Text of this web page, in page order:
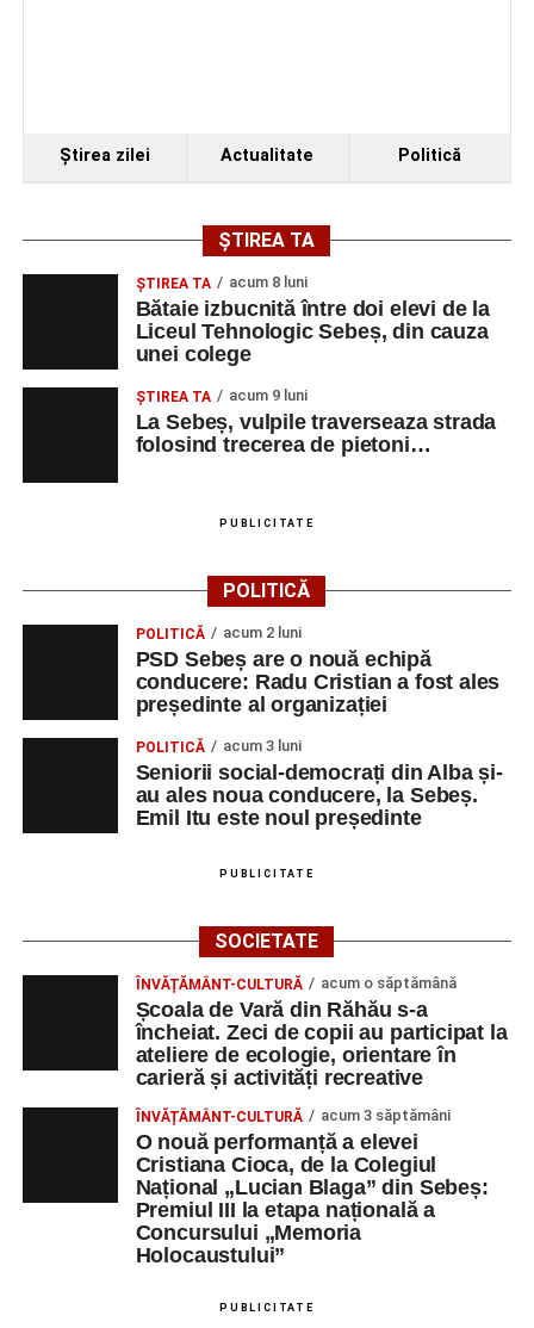
pași de dans”
AcompaniazăCluj Tango Orchestra
Irina Indrei – pian
Milena Vădan – vioară
Piața Primăriei
Orele 17.00–20.00– Punct oficial de înscrieri și informații
(Race Office) pentru competiția„Cicloaventurier de
Sebeș”.
SÂMBĂTĂ, 22 AUGUST 2026
Orele 10.00–20.00– Punct oficial de înscrieri și informații
(Race Office) pentru competiția„Cicloaventurier de
Râpa Roșie
Orele 17.00–20.00– Antrenamente libere pe traseul de
Centrul Cultural „Lucian Blaga”
Sebeș – Sala de spectacole
(România, 2023), black comedy, în regia lui
Ştirea zilei Actualitate Politică
ȘTIREA TA
ŞTIREA TA acum 8 luni
Bătaie izbucnită între doi elevi de la
Liceul Tehnologic Sebeș, din cauza
unei colege
ŞTIREA TA acum 9 luni
La Sebeș, vulpile traverseaza strada
folosind trecerea de pietoni…
PUBLICITATE
POLITICĂ
POLITICĂ acum 2 luni
PSD Sebeș are o nouă echipă
conducere: Radu Cristian a fost ales
președinte al organizației
POLITICĂ acum 3 luni
Seniorii social-democrați din Alba și-
au ales noua conducere, la Sebeș.
Emil Itu este noul președinte
PUBLICITATE
SOCIETATE
ÎNVĂȚĂMÂNT-CULTURĂ acum o săptămână
Școala de Vară din Răhău s-a
încheiat. Zeci de copii au participat la
ateliere de ecologie, orientare în
carieră și activități recreative
ÎNVĂȚĂMÂNT-CULTURĂ acum 3 săptămâni
O nouă performanță a elevei
Cristiana Cioca, de la Colegiul
Național „Lucian Blaga” din Sebeș:
Premiul III la etapa națională a
Concursului „Memoria
Holocaustului”
PUBLICITATE